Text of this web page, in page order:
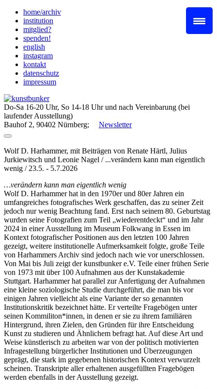
Skip
content
home/archiv
institution
mitglied?
spenden!
english
instagram
kontakt
datenschutz
impressum
Do-Sa 16-20 Uhr, So 14-18 Uhr und nach Vereinbarung (bei
laufender Ausstellung)
Bauhof 2, 90402 Nürnberg; Newsletter
Wolf D. Harhammer, mit Beiträgen von Renate Härtl, Julius
Jurkiewitsch und Leonie Nagel / ...verändern kann man eigentlich
wenig / 23.5. - 5.7.2026
…verändern kann man eigentlich wenig
Wolf D. Harhammer hat in den 1970er und 80er Jahren ein
umfangreiches fotografisches Werk geschaffen, das zu seiner Zeit
jedoch nur wenig Beachtung fand. Erst nach seinem 80. Geburtstag
wurden seine Fotografien zum Teil „wiederentdeckt“ und im Jahr
2024 in einer Ausstellung im Museum Folkwang in Essen im
Kontext fotografischer Positionen aus den letzten 100 Jahren
gezeigt, weitere institutionelle Aufmerksamkeit folgte, große Teile
von Harhammers Archiv sind jedoch nach wie vor unerschlossen.
Von Mai bis Juli zeigt der kunstbunker e.V. Teile einer frühen Serie
von 1973 mit über 100 Aufnahmen aus der Kunstakademie
Stuttgart. Harhammer hat parallel zur Anfertigung der Aufnahmen
eine kleine soziologische Studie durchgeführt, die man bis vor
einigen Jahren vielleicht als eine Variante der so genannten
Institutionskritik bezeichnet hätte. Er verteilte Fragebögen unter
seinen Kommiliton*innen, in denen er sie zu ihrem familiären
Hintergrund, ihren Zielen, den Gründen für ihre Entscheidung
Kunst zu studieren und Ähnlichem befragt hat. Auf diese Art und
Weise künstlerisch zu arbeiten war von der politisch motivierten
Infragestellung bürgerlicher Institutionen und Überzeugungen
geprägt, die stark im gegebenen historischen Kontext verwurzelt
scheinen. Transkripte aller erhaltenen ausgefüllten Fragebögen
werden ebenfalls in der Ausstellung gezeigt.